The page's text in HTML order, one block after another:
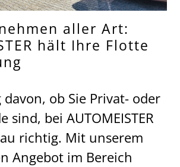
aller Art:
hält Ihre Flotte
ob Sie Privat- oder
sind, bei AUTOMEISTER
richtig. Mit unserem
Angebot im Bereich